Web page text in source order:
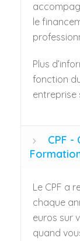
le
Plus
fonction
entreprise
CPF -
Le CPF a
chaque
euros sur
quand